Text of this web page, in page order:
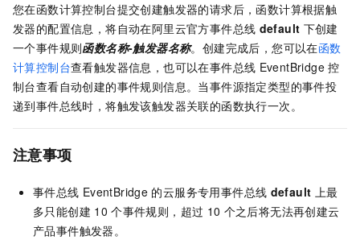
您在函数计算控制台提交创建触发器的请求后， 函数计算根据触
发器的配置信息，将自动在阿里云官方事件总线 default 下创建
一个事件规则函数名称-触发器名称。创建完成后，您可以在函数
计算控制台查看触发器信息，也可以在事件总线 EventBridge 控
制台查看自动创建的事件规则信息。当事件源指定类型的事件投
递到事件总线时，将触发该触发器关联的函数执行一次。
注意事项
事件总线 EventBridge 的云服务专用事件总线 default 上最
多只能创建 10 个事件规则，超过 10 个之后将无法再创建云
产品事件触发器。